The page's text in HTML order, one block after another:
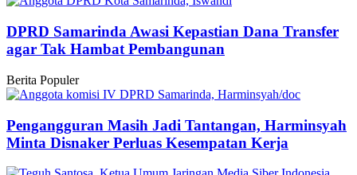
DPRD Samarinda Awasi Kepastian Dana Transfer
agar Tak Hambat Pembangunan
Berita Populer
Pengangguran Masih Jadi Tantangan, Harminsyah
Minta Disnaker Perluas Kesempatan Kerja